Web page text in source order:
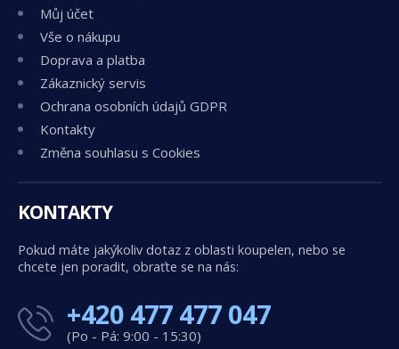
Můj účet
Vše o nákupu
Doprava a platba
Zákaznický servis
Ochrana osobních údajů GDPR
Kontakty
Změna souhlasu s Cookies
KONTAKTY
Pokud máte jakýkoliv dotaz z oblasti koupelen, nebo se
chcete jen poradit, obraťte se na nás:
+420 477 477 047
(Po - Pá: 9:00 - 15:30)